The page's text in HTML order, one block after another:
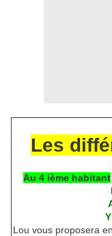
Les
Au 4 ième habitant
Lou vous proposera